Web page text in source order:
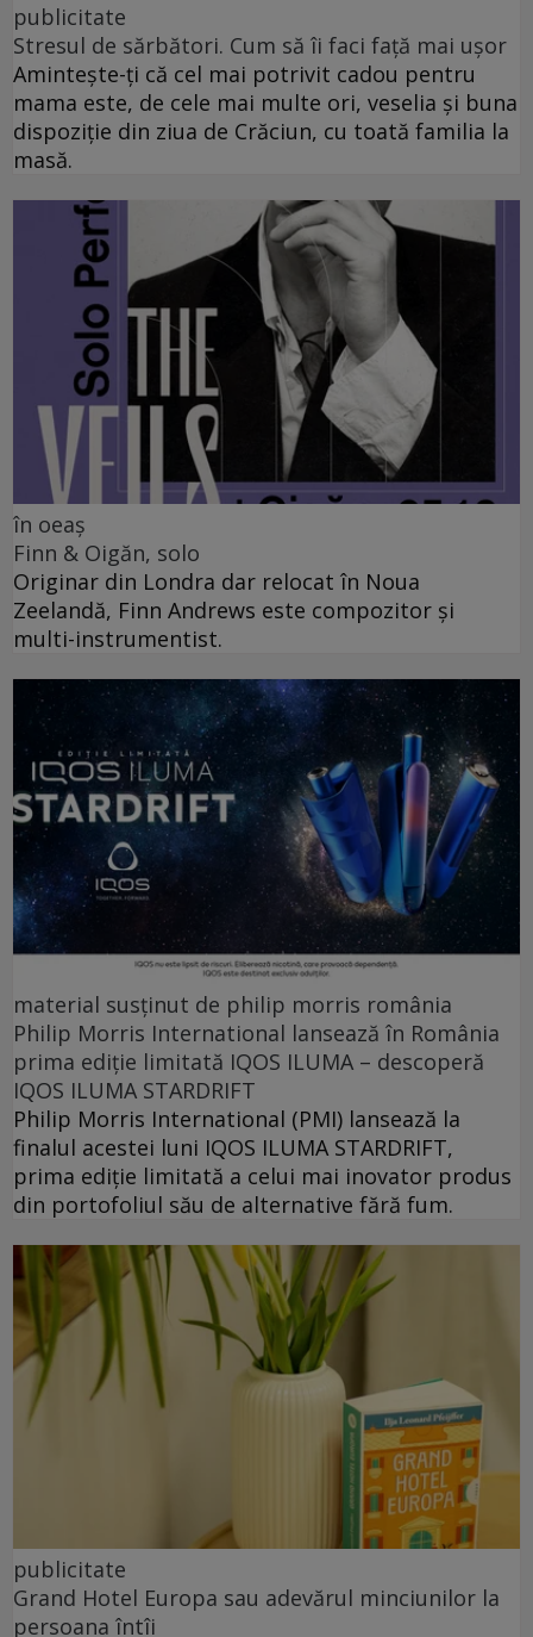
publicitate
Stresul de sărbători. Cum să îi faci față mai ușor
Amintește-ți că cel mai potrivit cadou pentru
mama este, de cele mai multe ori, veselia și buna
dispoziție din ziua de Crăciun, cu toată familia la
masă.
în oeaș
Finn & Oigăn, solo
Originar din Londra dar relocat în Noua
Zeelandă, Finn Andrews este compozitor și
multi-instrumentist.
material susținut de philip morris românia
Philip Morris International lansează în România
prima ediție limitată IQOS ILUMA – descoperă
IQOS ILUMA STARDRIFT
Philip Morris International (PMI) lansează la
finalul acestei luni IQOS ILUMA STARDRIFT,
prima ediție limitată a celui mai inovator produs
din portofoliul său de alternative fără fum.
publicitate
Grand Hotel Europa sau adevărul minciunilor la
persoana întîi